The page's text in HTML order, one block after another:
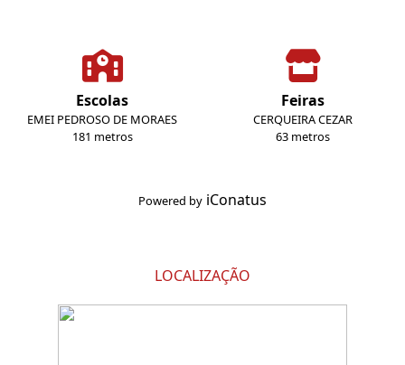
Escolas
EMEI PEDROSO DE MORAES
181 metros
Feiras
CERQUEIRA CEZAR
63 metros
Powered by iConatus
LOCALIZAÇÃO